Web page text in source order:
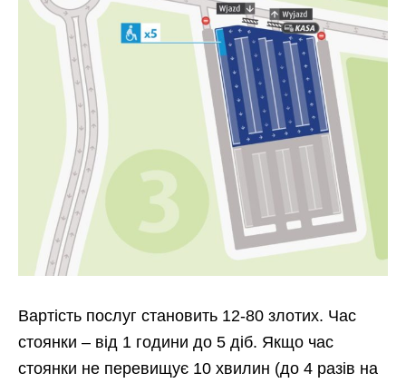
Вартість послуг становить 12-80 злотих. Час
стоянки – від 1 години до 5 діб. Якщо час
стоянки не перевищує 10 хвилин (до 4 разів на